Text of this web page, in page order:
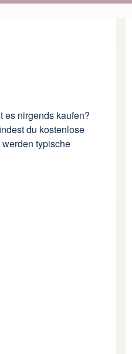
es nirgends kaufen?
du kostenlose
typische